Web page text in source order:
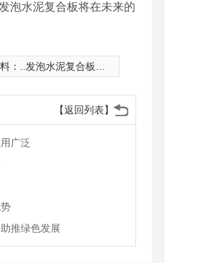
泡水泥复合板将在未来的
泡水泥复合板行业创新发展
【返回列表】
广泛
推绿色发展